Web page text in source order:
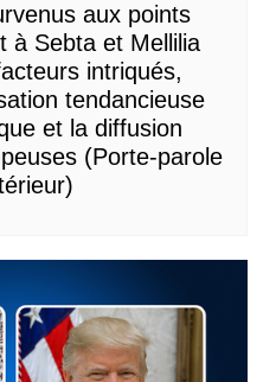
aux points
à Sebta et Mellilia
intriqués,
tendancieuse
et la diffusion
(Porte-parole